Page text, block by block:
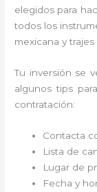
elegidos para
todos los
mexicana y
Tu inversión se
algunos tips
contratación:
Contacta
Lista de
Lugar de
Fecha y